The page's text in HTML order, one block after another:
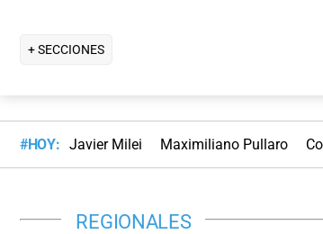
+ SECCIONES
#HOY: Javier Milei Maximiliano Pullaro
REGIONALES